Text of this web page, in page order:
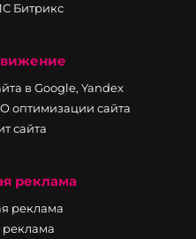
Битрикс
в Google, Yandex
оптимизации сайта
сайта
реклама
реклама
реклама